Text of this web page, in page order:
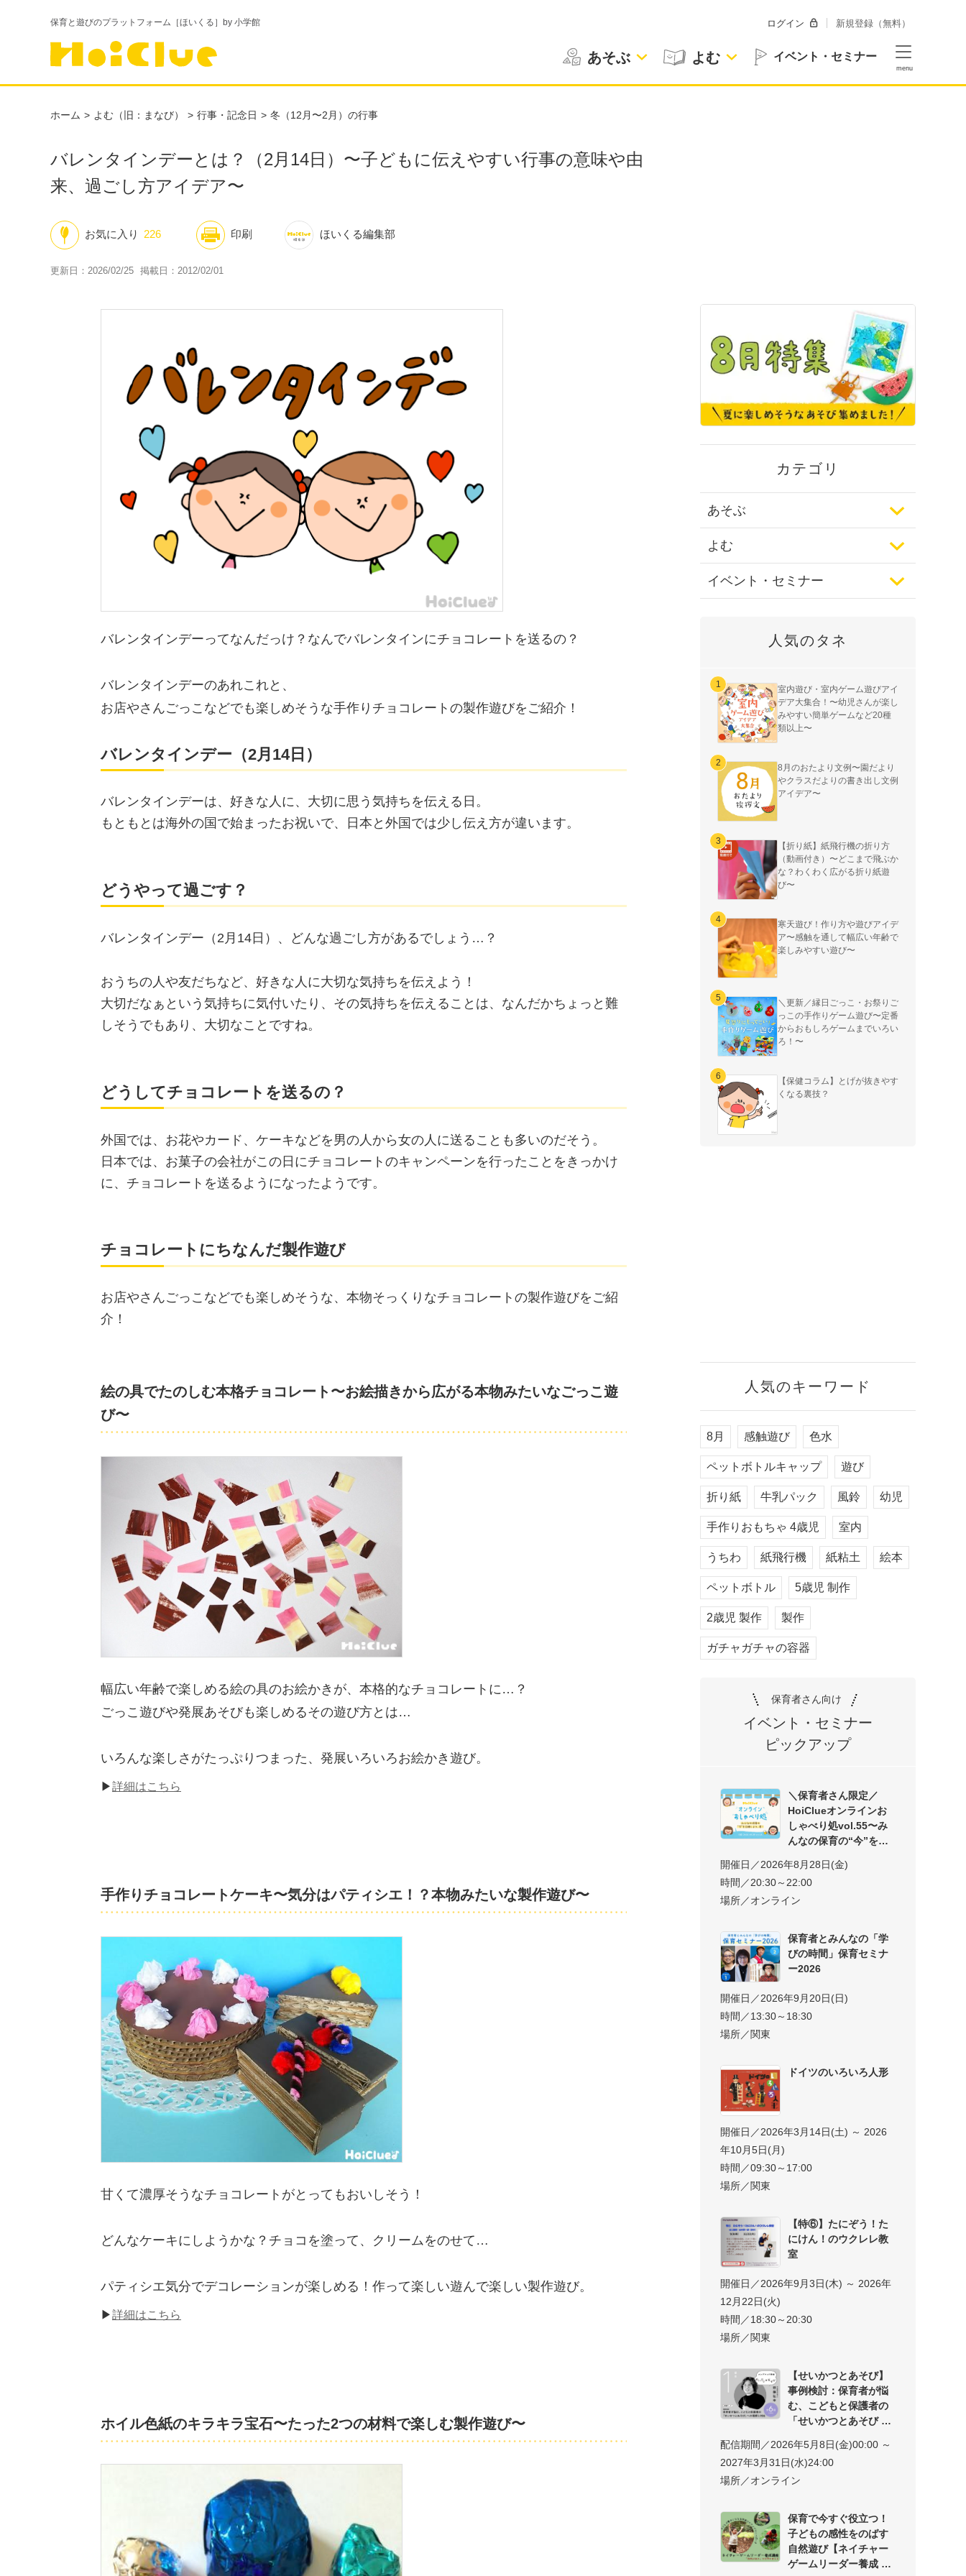
保育と遊びのプラットフォーム［ほいくる］by 小学館
あそぶ よむ イベント・セミナー
ログイン 新規登録（無料）
ホーム よむ（旧：まなび） 行事・記念日 冬（12月〜2月）の行事
バレンタインデーとは？（2月14日）〜子どもに伝えやすい行事の意味や由
来、過ごし方アイデア〜
ほいくる編集部
お気に入り 226 印刷
更新日：2026/02/25 掲載日：2012/02/01
バレンタインデーってなんだっけ？なんでバレンタインにチョコレートを送るの？
バレンタインデーのあれこれと、
お店やさんごっこなどでも楽しめそうな手作りチョコレートの製作遊びをご紹介！
バレンタインデー（2月14日）
バレンタインデーは、好きな人に、大切に思う気持ちを伝える日。
もともとは海外の国で始まったお祝いで、日本と外国では少し伝え方が違います。
どうやって過ごす？
バレンタインデー（2月14日）、どんな過ごし方があるでしょう…？
おうちの人や友だちなど、好きな人に大切な気持ちを伝えよう！
大切だなぁという気持ちに気付いたり、その気持ちを伝えることは、なんだかちょっと難
しそうでもあり、大切なことですね。
どうしてチョコレートを送るの？
外国では、お花やカード、ケーキなどを男の人から女の人に送ることも多いのだそう。
日本では、お菓子の会社がこの日にチョコレートのキャンペーンを行ったことをきっかけ
に、チョコレートを送るようになったようです。
チョコレートにちなんだ製作遊び
お店やさんごっこなどでも楽しめそうな、本物そっくりなチョコレートの製作遊びをご紹
介！
絵の具でたのしむ本格チョコレート〜お絵描きから広がる本物みたいなごっこ遊
び〜
幅広い年齢で楽しめる絵の具のお絵かきが、本格的なチョコレートに…？
ごっこ遊びや発展あそびも楽しめるその遊び方とは…
いろんな楽しさがたっぷりつまった、発展いろいろお絵かき遊び。
▶詳細はこちら
手作りチョコレートケーキ〜気分はパティシエ！？本物みたいな製作遊び〜
甘くて濃厚そうなチョコレートがとってもおいしそう！
どんなケーキにしようかな？チョコを塗って、クリームをのせて…
パティシエ気分でデコレーションが楽しめる！作って楽しい遊んで楽しい製作遊び。
▶詳細はこちら
ホイル色紙のキラキラ宝石〜たった2つの材料で楽しむ製作遊び〜
カテゴリ
あそぶ
よむ
イベント・セミナー
人気のタネ
室内遊び・室内ゲーム遊びアイ
デア大集合！〜幼児さんが楽し
みやすい簡単ゲームなど20種
類以上〜
8月のおたより文例〜園だより
やクラスだよりの書き出し文例
アイデア〜
【折り紙】紙飛行機の折り方
（動画付き）〜どこまで飛ぶか
な？わくわく広がる折り紙遊
び〜
寒天遊び！作り方や遊びアイデ
ア〜感触を通して幅広い年齢で
楽しみやすい遊び〜
＼更新／縁日ごっこ・お祭りご
っこの手作りゲーム遊び〜定番
からおもしろゲームまでいろい
ろ！〜
【保健コラム】とげが抜きやす
くなる裏技？
人気のキーワード
8月 感触遊び 色水
ペットボトルキャップ 遊び
折り紙 牛乳パック 風鈴 幼児
手作りおもちゃ 4歳児 室内
うちわ 紙飛行機 紙粘土 絵本
ペットボトル 5歳児 制作
2歳児 製作 製作
ガチャガチャの容器
保育者さん向け
イベント・セミナー
ピックアップ
＼保育者さん限定／
HoiClueオンラインお
しゃべり処vol.55〜み
んなの保育の“今”を交
開催日／2026年8月28日(金)
時間／20:30～22:00
場所／オンライン
保育者とみんなの「学
びの時間」保育セミナ
ー2026
開催日／2026年9月20日(日)
時間／13:30～18:30
場所／関東
ドイツのいろいろ人形
開催日／2026年3月14日(土) ～ 2026
年10月5日(月)
時間／09:30～17:00
場所／関東
【特⑥】たにぞう！た
にけん！のウクレレ教
室
開催日／2026年9月3日(木) ～ 2026年
12月22日(火)
時間／18:30～20:30
場所／関東
【せいかつとあそび】
事例検討：保育者が悩
む、こどもと保護者の
「せいかつとあそび
配信期間／2026年5月8日(金)00:00 ～
2027年3月31日(水)24:00
場所／オンライン
保育で今すぐ役立つ！
子どもの感性をのばす
自然遊び【ネイチャー
ゲームリーダー養成